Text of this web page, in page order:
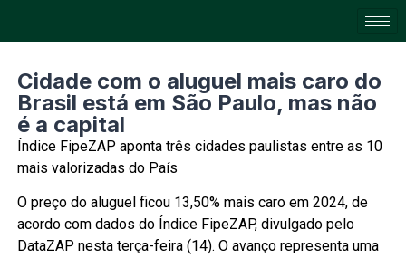
Cidade com o aluguel mais caro do
Brasil está em São Paulo, mas não
é a capital
Índice FipeZAP aponta três cidades paulistas entre as 10
mais valorizadas do País
O preço do aluguel ficou 13,50% mais caro em 2024, de
acordo com dados do Índice FipeZAP, divulgado pelo
DataZAP nesta terça-feira (14). O avanço representa uma